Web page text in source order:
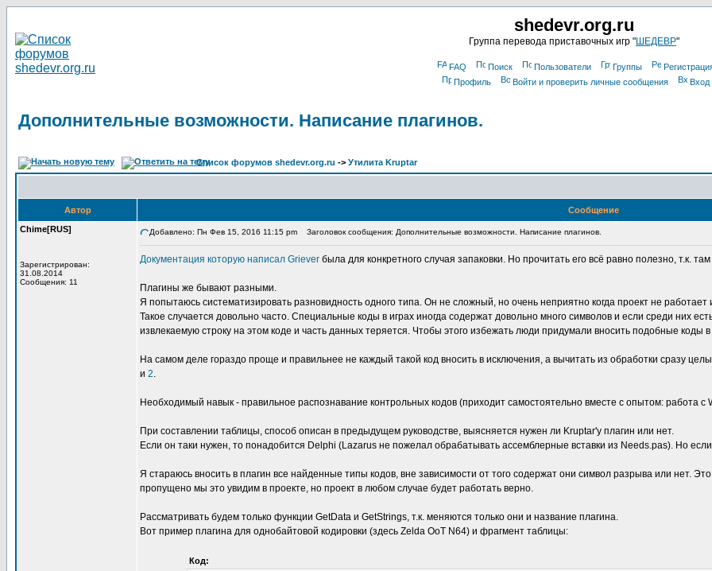
shedevr.org.ru
Группа перевода приставочных игр "ШЕДЕВР"
FAQ Поиск Пользователи Группы
Профиль
Войти и проверить личные сообщения Вход
Дополнительные возможности. Написание плагинов.
Список форумов shedevr.org.ru -> Утилита Kruptar
Автор
Сообщение
Chime[RUS]
Зарегистрирован:
31.08.2014
Сообщения: 11
Добавлено: Пн Фев 15, 2016 11:15 pm Заголовок сообщения: Дополнительные возможности. Написание плагинов.
Документация которую написал Griever была для конкретного случая запаковки. Но прочитать его всё равно полезно, т.к.
Плагины же бывают разными.
Я попытаюсь систематизировать разновидность одного типа. Он не сложный, но очень неприятно когда проект не
Такое случается довольно часто. Специальные коды в играх иногда содержат довольно много символов и если среди них
извлекаемую строку на этом коде и часть данных теряется. Чтобы этого избежать люди придумали вносить подобные коды
На самом деле гораздо проще и правильнее не каждый такой код вносить в исключения, а вычитать из обработки сразу
и 2.
Необходимый навык - правильное распознавание контрольных кодов (приходит самостоятельно вместе с опытом: работа
При составлении таблицы, способ описан в предыдущем руководстве, выясняется нужен ли Kruptar'у плагин или нет.
Если он таки нужен, то понадобится Delphi (Lazarus не пожелал обрабатывать ассемблерные вставки из Needs.pas). Но
Я стараюсь вносить в плагин все найденные типы кодов, вне зависимости от того содержат они символ разрыва или нет.
пропущено мы это увидим в проекте, но проект в любом случае будет работать верно.
Рассматривать будем только функции GetData и GetStrings, т.к. меняются только они и название плагина.
Вот пример плагина для однобайтовой кодировки (здесь Zelda OoT N64) и фрагмент таблицы:
Код: